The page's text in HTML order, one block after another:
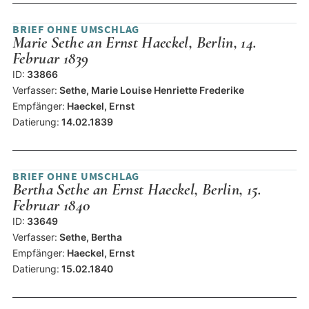
BRIEF OHNE UMSCHLAG
Marie Sethe an Ernst Haeckel, Berlin, 14.
Februar 1839
ID: 33866
Verfasser: Sethe, Marie Louise Henriette Frederike
Empfänger: Haeckel, Ernst
Datierung: 14.02.1839
BRIEF OHNE UMSCHLAG
Bertha Sethe an Ernst Haeckel, Berlin, 15.
Februar 1840
ID: 33649
Verfasser: Sethe, Bertha
Empfänger: Haeckel, Ernst
Datierung: 15.02.1840